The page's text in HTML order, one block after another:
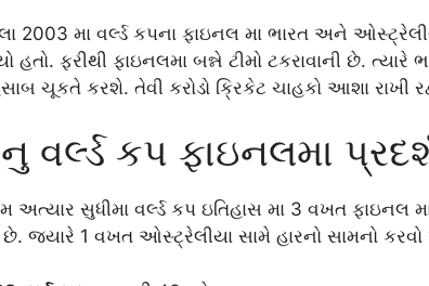
2003 મા વર્લ્ડ કપના ફાઇનલ મા ભારત અને
હતો. ફરીથી ફાઇનલમા બન્ને ટીમો ટકરાવાની છે.
ચૂકતે કરશે. તેવી કરોડો ક્રિકેટ ચાહકો આશા રાખી
વર્લ્ડ કપ ફાઇનલમા
અત્યાર સુધીમા વર્લ્ડ કપ ઇતિહાસ મા 3 વખત ફાઇનલ
જયારે 1 વખત ઓસ્ટ્રેલીયા સામે હારનો સામનો કરવો